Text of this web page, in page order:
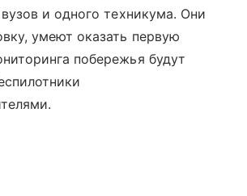
и одного техникума. Они
умеют оказать первую
побережья будут